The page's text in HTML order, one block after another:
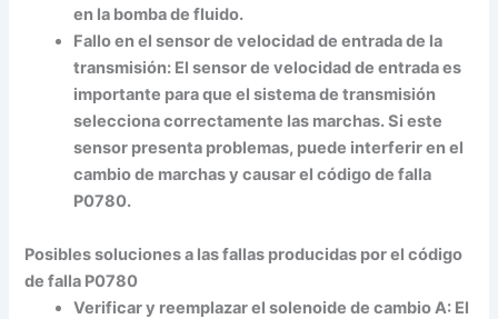
en la bomba de fluido.
Fallo en el sensor de velocidad de entrada de la
transmisión: El sensor de velocidad de entrada es
importante para que el sistema de transmisión
selecciona correctamente las marchas. Si este
sensor presenta problemas, puede interferir en el
cambio de marchas y causar el código de falla
P0780.
Posibles soluciones a las fallas producidas por el código
de falla P0780
Verificar y reemplazar el solenoide de cambio A: El